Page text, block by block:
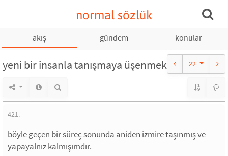
normal sözlük
akış gündem konular
yeni bir insanla tanışmaya üşenmek 22
421.
böyle geçen bir süreç sonunda aniden izmire taşınmış ve
yapayalnız kalmışımdır.